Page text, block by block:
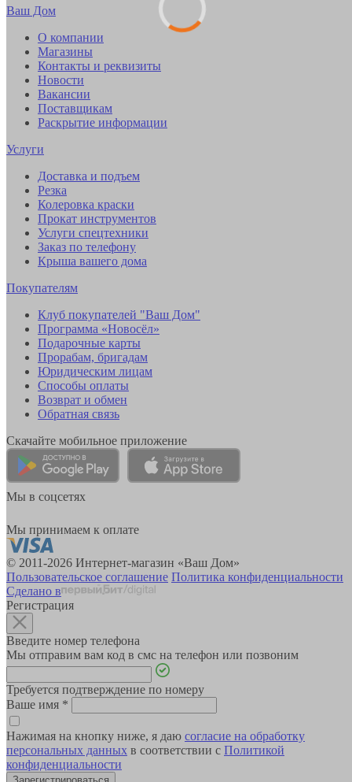
Ваш Дом
О компании
Магазины
Контакты и реквизиты
Новости
Вакансии
Поставщикам
Раскрытие информации
Услуги
Доставка и подъем
Резка
Колеровка краски
Прокат инструментов
Услуги спецтехники
Заказ по телефону
Крыша вашего дома
Покупателям
Клуб покупателей "Ваш Дом"
Программа «Новосёл»
Подарочные карты
Прорабам, бригадам
Юридическим лицам
Способы оплаты
Возврат и обмен
Обратная связь
Скачайте мобильное приложение
Мы в соцсетях
Мы принимаем к оплате
© 2011-2026 Интернет-магазин «Ваш Дом»
Пользовательское соглашение Политика конфиденциальности
Сделано в
Регистрация
Введите номер телефона
Мы отправим вам код в смс на телефон или позвоним
Требуется подтверждение по номеру
Ваше имя *
Нажимая на кнопку ниже, я даю согласие на обработку
персональных данных в соответствии с Политикой
конфиденциальности